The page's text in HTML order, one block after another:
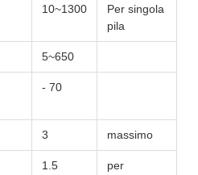
10~1300
Per singola
pila
5~650
- 70
3 massimo
1.5
per